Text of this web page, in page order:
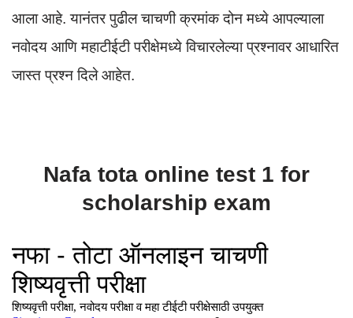
आला आहे. यानंतर पुढील चाचणी क्रमांक दोन मध्ये आपल्याला
नवोदय आणि महाटीईटी परीक्षेमध्ये विचारलेल्या प्रश्नावर आधारित
जास्त प्रश्न दिले आहेत.
Nafa tota online test 1 for
scholarship exam